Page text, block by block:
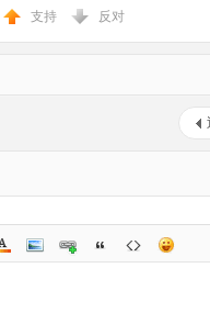
支持 反对